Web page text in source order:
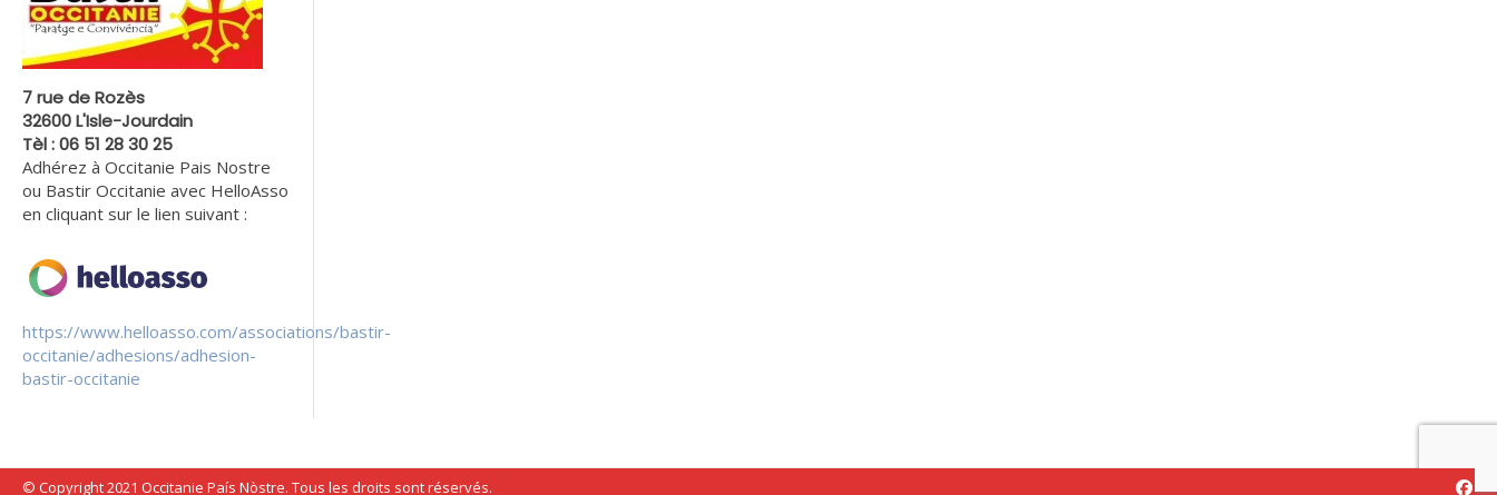
7 rue de Rozès
32600 L'Isle-Jourdain
Tèl : 06 51 28 30 25
Adhérez à Occitanie Pais Nostre
ou Bastir Occitanie avec HelloAsso
en cliquant sur le lien suivant :
https://www.helloasso.com/associations/bastir-
occitanie/adhesions/adhesion-
bastir-occitanie
© Copyright 2021 Occitanie País Nòstre. Tous les droits sont réservés.